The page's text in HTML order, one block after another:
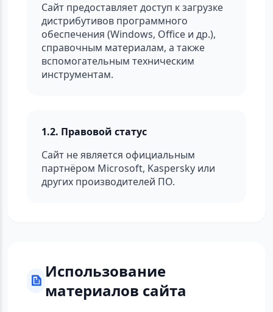
Сайт предоставляет доступ к загрузке
дистрибутивов программного
обеспечения (Windows, Office и др.),
справочным материалам, а также
вспомогательным техническим
инструментам.
1.2. Правовой статус
Сайт не является официальным
партнёром Microsoft, Kaspersky или
других производителей ПО.
Использование
материалов сайта